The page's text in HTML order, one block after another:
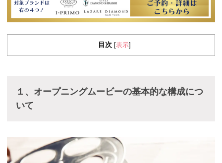
目次 [表示]
１、オープニングムービーの基本的な構成につ
いて